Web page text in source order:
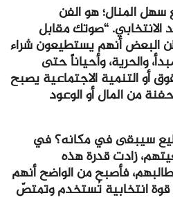
سهل المنال؛ هو الفن
“صوتك مقابل
البعض أنهم يستطيعون شراء
والحرية، وأحياناً حتى
أو التنمية الاجتماعية يصبح
من المال أو الوعود
سيبقى في مكانه؟ في
زادت قدرة هذه
فأصبح من الواضح أنهم
قوة انتخابية تُستخدم وتمتصّ